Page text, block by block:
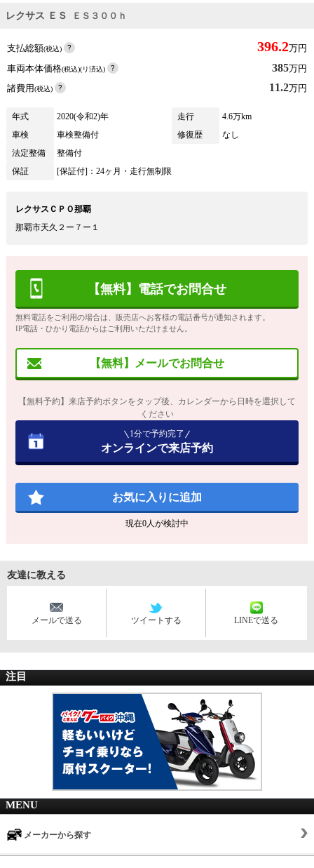
レクサス ＥＳ ＥＳ３００ｈ
支払総額(税込) 396.2万円
車両本体価格(税込)(リ済込) 385万円
諸費用(税込) 11.2万円
年式 2020(令和2)年 走行
4.6万km
車検
車検整備付 修復歴
なし
法定整備
整備付
保証
[保証付]：24ヶ月・走行無制限
レクサスＣＰＯ那覇
那覇市天久２ー７ー１
【無料】電話でお問合せ
無料電話をご利用の場合は、販売店へお客様の電話番号が通知されます。
IP電話・ひかり電話からはご利用いただけません。
【無料】メールでお問合せ
【無料予約】来店予約ボタンをタップ後、カレンダーから日時を選択して
ください
1分で予約完了
オンラインで来店予約
お気に入りに追加
現在0人が検討中
友達に教える
メールで送る ツイートする LINEで送る
注目
MENU
メーカーから探す